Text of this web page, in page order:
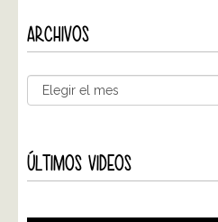
ARCHIVOS
ÚLTIMOS VIDEOS